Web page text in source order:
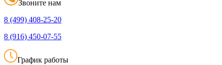
Звоните нам
8 (499) 408-25-20
8 (916) 450-07-55
График работы